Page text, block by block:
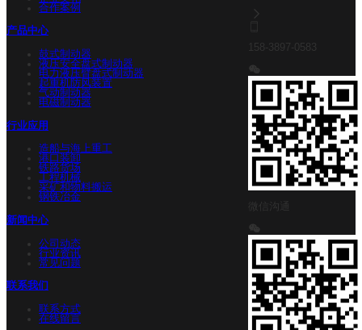
合作案例
产品中心
鼓式制动器
液压安全盘式制动器
电力液压臂盘式制动器
起重机防风装置
气动制动器
电磁制动器
行业应用
造船与海上重工
港口装卸
铁路货场
工程机械
采矿和物料搬运
钢铁冶金
新闻中心
公司动态
行业资讯
常见问题
联系我们
联系方式
在线留言
158-3897-0583
微信沟通